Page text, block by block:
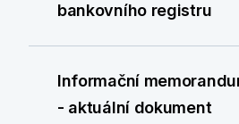
bankovního registru
Informační
- aktuální dokument